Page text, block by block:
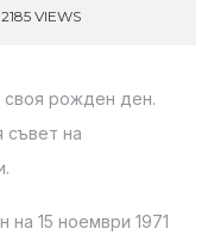
2185 VIEWS
своя рожден ден.
съвет на
15 ноември 1971